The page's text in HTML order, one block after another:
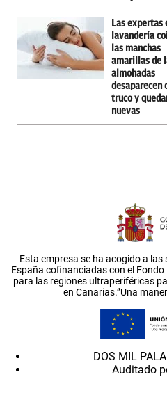
Las expertas
lavandería
las manchas
amarillas de
almohadas
desaparecen
truco y
nuevas
Esta empresa se ha acogido a
España cofinanciadas con el Fondo
para las regiones ultraperiféricas
en Canarias.”Una
DOS MIL
Auditado